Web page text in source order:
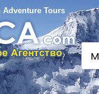
Tours